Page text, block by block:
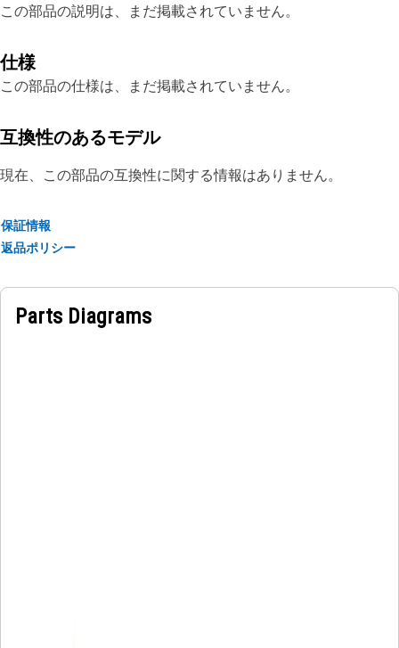
この部品の説明は、まだ掲載されていません。
仕様
この部品の仕様は、まだ掲載されていません。
互換性のあるモデル
現在、この部品の互換性に関する情報はありません。
保証情報
返品ポリシー
Parts Diagrams